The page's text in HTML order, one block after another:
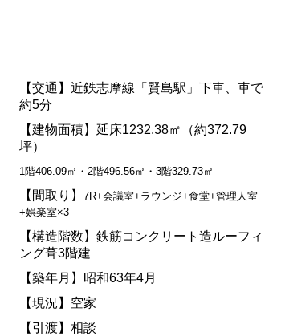
【交通】近鉄志摩線「賢島駅」下車、車で
約5分
【建物面積】延床1232.38㎡（約372.79
坪）
1階406.09㎡・2階496.56㎡・3階329.73㎡
【間取り】7R+会議室+ラウンジ+食堂+管理人室
+娯楽室×3
【構造階数】鉄筋コンクリート造ルーフィ
ング葺3階建
【築年月】 昭和63年4月
【現況】空家
【引渡】相談